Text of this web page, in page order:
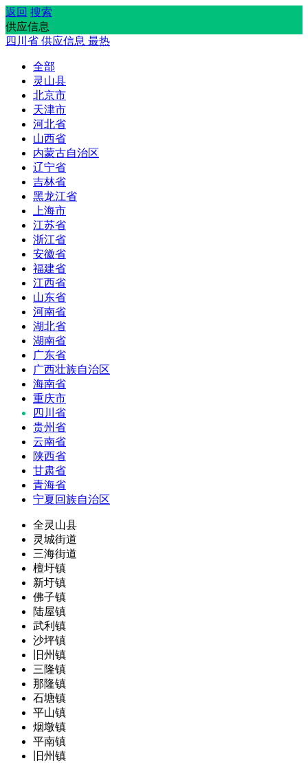
返回 搜索
供应信息
四川省 供应信息 最热
全部
灵山县
北京市
天津市
河北省
山西省
内蒙古自治区
辽宁省
吉林省
黑龙江省
上海市
江苏省
浙江省
安徽省
福建省
江西省
山东省
河南省
湖北省
湖南省
广东省
广西壮族自治区
海南省
重庆市
四川省
贵州省
云南省
陕西省
甘肃省
青海省
宁夏回族自治区
全灵山县
灵城街道
三海街道
檀圩镇
新圩镇
佛子镇
陆屋镇
武利镇
沙坪镇
旧州镇
三隆镇
那隆镇
石塘镇
平山镇
烟墩镇
平南镇
旧州镇